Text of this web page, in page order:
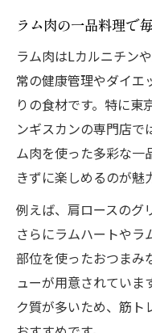
ラム肉の一品料理で
ラム肉はLカルニチン
常の健康管理やダイエ
りの食材です。特に東
ンギスカンの専門店で
ム肉を使った多彩な一
きずに楽しめるのが魅
例えば、肩ロースのグ
さらにラムハートやラ
部位を使ったおつまみ
ューが用意されていま
ク質が多いため、筋ト